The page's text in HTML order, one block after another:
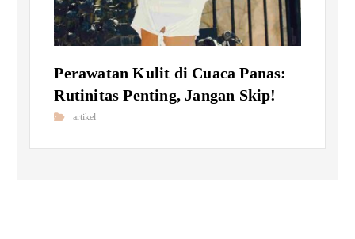
Perawatan Kulit di Cuaca Panas:
Rutinitas Penting, Jangan Skip!
artikel